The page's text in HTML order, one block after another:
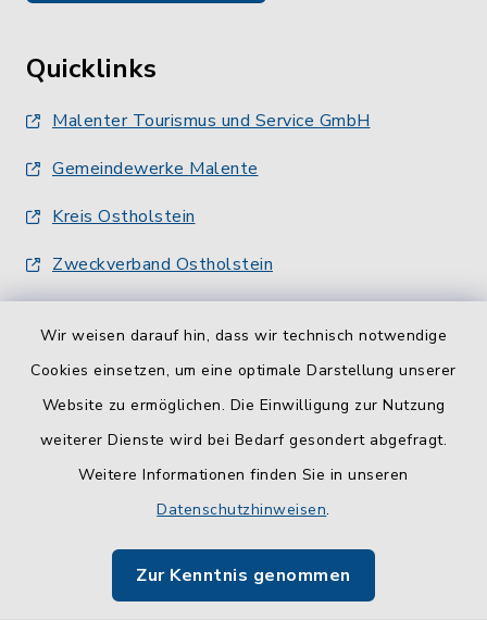
Wir weisen darauf hin, dass wir technisch notwendige
Cookies einsetzen, um eine optimale Darstellung unserer
Website zu ermöglichen. Die Einwilligung zur Nutzung
weiterer Dienste wird bei Bedarf gesondert abgefragt.
Weitere Informationen finden Sie in unseren
Datenschutzhinweisen.
Zur Kenntnis genommen
Quicklinks
Malenter Tourismus und Service GmbH
Gemeindewerke Malente
Kreis Ostholstein
Zweckverband Ostholstein
Barrierefreiheit
Impressum